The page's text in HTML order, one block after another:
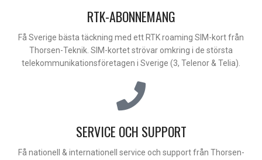
RTK-ABONNEMANG
Få Sverige bästa täckning med ett RTK roaming SIM-kort från
Thorsen-Teknik. SIM-kortet strövar omkring i de största
telekommunikationsföretagen i Sverige (3, Telenor & Telia).
SERVICE OCH SUPPORT
Få nationell & internationell service och support från Thorsen-